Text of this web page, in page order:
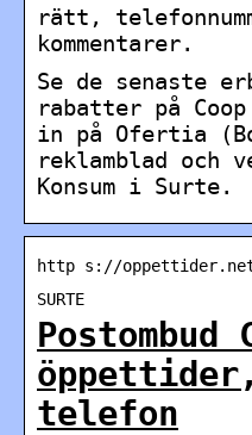
rätt,
kommentarer.
Se de senaste
rabatter på
in på Ofertia
reklamblad och
Konsum i Surte.
http s://
SURTE
Postombud
telefon